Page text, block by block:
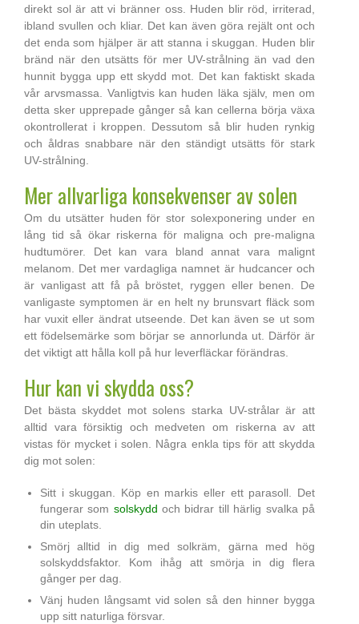
direkt sol är att vi bränner oss. Huden blir röd, irriterad,
ibland svullen och kliar. Det kan även göra rejält ont och
det enda som hjälper är att stanna i skuggan. Huden blir
bränd när den utsätts för mer UV-strålning än vad den
hunnit bygga upp ett skydd mot. Det kan faktiskt skada
vår arvsmassa. Vanligtvis kan huden läka själv, men om
detta sker upprepade gånger så kan cellerna börja växa
okontrollerat i kroppen. Dessutom så blir huden rynkig
och åldras snabbare när den ständigt utsätts för stark
UV-strålning.
Mer allvarliga konsekvenser av solen
Om du utsätter huden för stor solexponering under en
lång tid så ökar riskerna för maligna och pre-maligna
hudtumörer. Det kan vara bland annat vara malignt
melanom. Det mer vardagliga namnet är hudcancer och
är vanligast att få på bröstet, ryggen eller benen. De
vanligaste symptomen är en helt ny brunsvart fläck som
har vuxit eller ändrat utseende. Det kan även se ut som
ett födelsemärke som börjar se annorlunda ut. Därför är
det viktigt att hålla koll på hur leverfläckar förändras.
Hur kan vi skydda oss?
Det bästa skyddet mot solens starka UV-strålar är att
alltid vara försiktig och medveten om riskerna av att
vistas för mycket i solen. Några enkla tips för att skydda
dig mot solen:
Sitt i skuggan. Köp en markis eller ett parasoll. Det
fungerar som solskydd och bidrar till härlig svalka på
din uteplats.
Smörj alltid in dig med solkräm, gärna med hög
solskyddsfaktor. Kom ihåg att smörja in dig flera
gånger per dag.
Vänj huden långsamt vid solen så den hinner bygga
upp sitt naturliga försvar.